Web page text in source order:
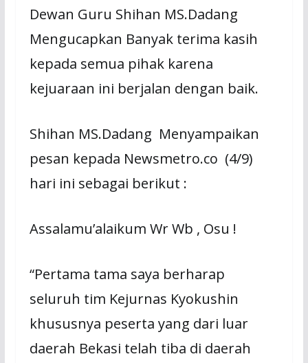
Dewan Guru Shihan MS.Dadang
Mengucapkan Banyak terima kasih
kepada semua pihak karena
kejuaraan ini berjalan dengan baik.
Shihan MS.Dadang Menyampaikan
pesan kepada Newsmetro.co (4/9)
hari ini sebagai berikut :
Assalamu’alaikum Wr Wb , Osu !
“Pertama tama saya berharap
seluruh tim Kejurnas Kyokushin
khususnya peserta yang dari luar
daerah Bekasi telah tiba di daerah